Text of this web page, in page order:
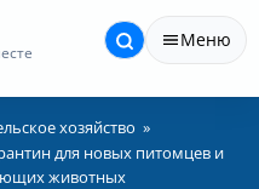
Меню
хозяйство
для новых питомцев и
животных